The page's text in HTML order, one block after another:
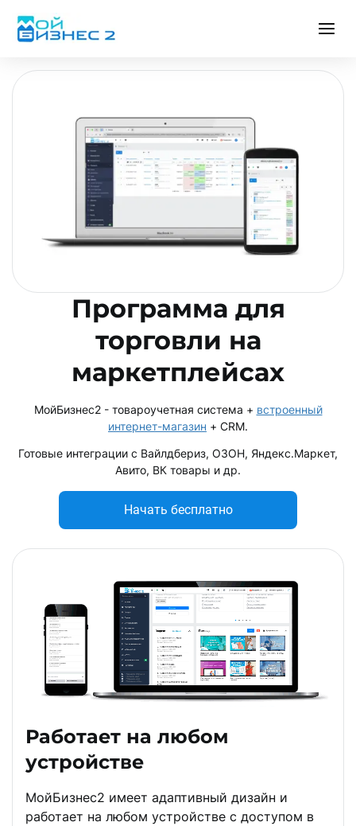
Программа для
торговли на
маркетплейсах
МойБизнес2 - товароучетная система + встроенный
интернет-магазин + CRM.
Готовые интеграции с Вайлдбериз, ОЗОН, Яндекс.Маркет,
Авито, ВК товары и др.
Начать бесплатно
Работает на любом
устройстве
МойБизнес2 имеет адаптивный дизайн и
работает на любом устройстве с доступом в